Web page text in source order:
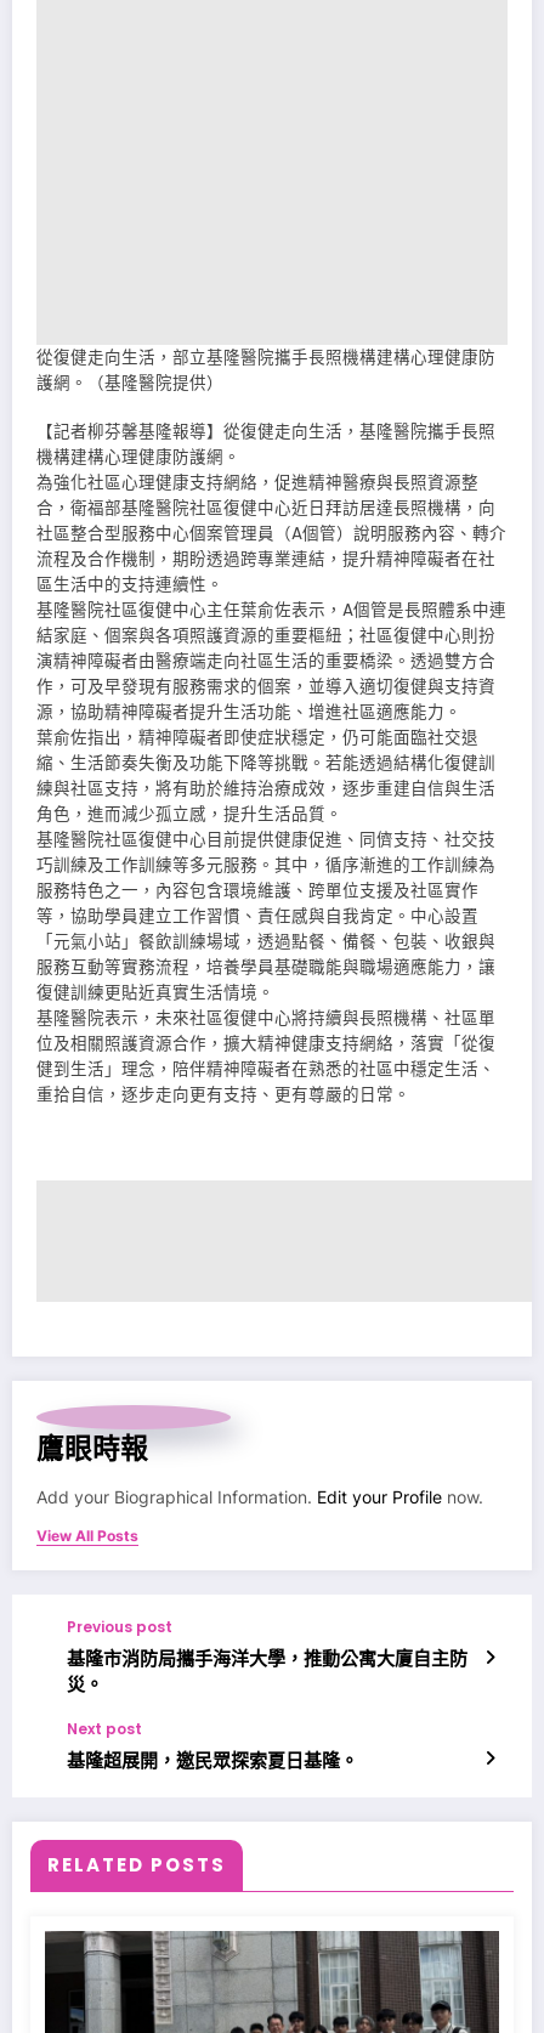
從復健走向生活，部立基隆醫院攜手長照機構建構心理健康防
護網。（基隆醫院提供）
【記者柳芬馨基隆報導】從復健走向生活，基隆醫院攜手長照
機構建構心理健康防護網。
為強化社區心理健康支持網絡，促進精神醫療與長照資源整
合，衛福部基隆醫院社區復健中心近日拜訪居達長照機構，向
社區整合型服務中心個案管理員（A個管）說明服務內容、轉介
流程及合作機制，期盼透過跨專業連結，提升精神障礙者在社
區生活中的支持連續性。
基隆醫院社區復健中心主任葉俞佐表示，A個管是長照體系中連
結家庭、個案與各項照護資源的重要樞紐；社區復健中心則扮
演精神障礙者由醫療端走向社區生活的重要橋梁。透過雙方合
作，可及早發現有服務需求的個案，並導入適切復健與支持資
源，協助精神障礙者提升生活功能、增進社區適應能力。
葉俞佐指出，精神障礙者即使症狀穩定，仍可能面臨社交退
縮、生活節奏失衡及功能下降等挑戰。若能透過結構化復健訓
練與社區支持，將有助於維持治療成效，逐步重建自信與生活
角色，進而減少孤立感，提升生活品質。
基隆醫院社區復健中心目前提供健康促進、同儕支持、社交技
巧訓練及工作訓練等多元服務。其中，循序漸進的工作訓練為
服務特色之一，內容包含環境維護、跨單位支援及社區實作
等，協助學員建立工作習慣、責任感與自我肯定。中心設置
「元氣小站」餐飲訓練場域，透過點餐、備餐、包裝、收銀與
服務互動等實務流程，培養學員基礎職能與職場適應能力，讓
復健訓練更貼近真實生活情境。
基隆醫院表示，未來社區復健中心將持續與長照機構、社區單
位及相關照護資源合作，擴大精神健康支持網絡，落實「從復
健到生活」理念，陪伴精神障礙者在熟悉的社區中穩定生活、
重拾自信，逐步走向更有支持、更有尊嚴的日常。
鷹眼時報
Add your Biographical Information. Edit your Profile now.
View All Posts
Previous post
基隆市消防局攜手海洋大學，推動公寓大廈自主防
災。
Next post
基隆超展開，邀民眾探索夏日基隆。
RELATED POSTS